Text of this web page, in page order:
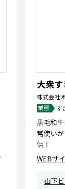
大衆
株式会社
業態
す
黒毛和
常使い
供！
WEBサ
山下